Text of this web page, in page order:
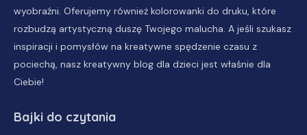
wyobraźni. Oferujemy również kolorowanki do druku, które
rozbudzą artystyczną duszę Twojego malucha. A jeśli szukasz
inspiracji i pomysłów na kreatywne spędzenie czasu z
pociechą, nasz kreatywny blog dla dzieci jest właśnie dla
Ciebie!
Bajki do czytania